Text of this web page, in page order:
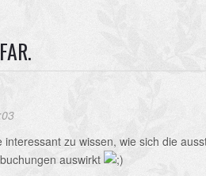
interessant zu wissen, wie sich die
auswirkt